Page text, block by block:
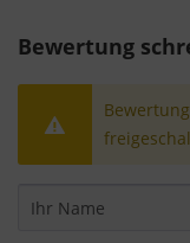
Bewertung